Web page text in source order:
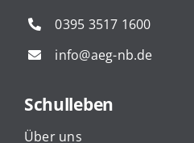
0395 3517 1600
info@aeg-nb.de
Schulleben
Über uns